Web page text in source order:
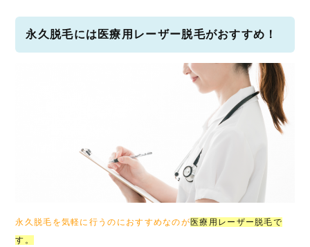
永久脱毛には医療用レーザー脱毛がおすすめ！
永久脱毛を気軽に行うのにおすすめなのが医療用レーザー脱毛で
す。